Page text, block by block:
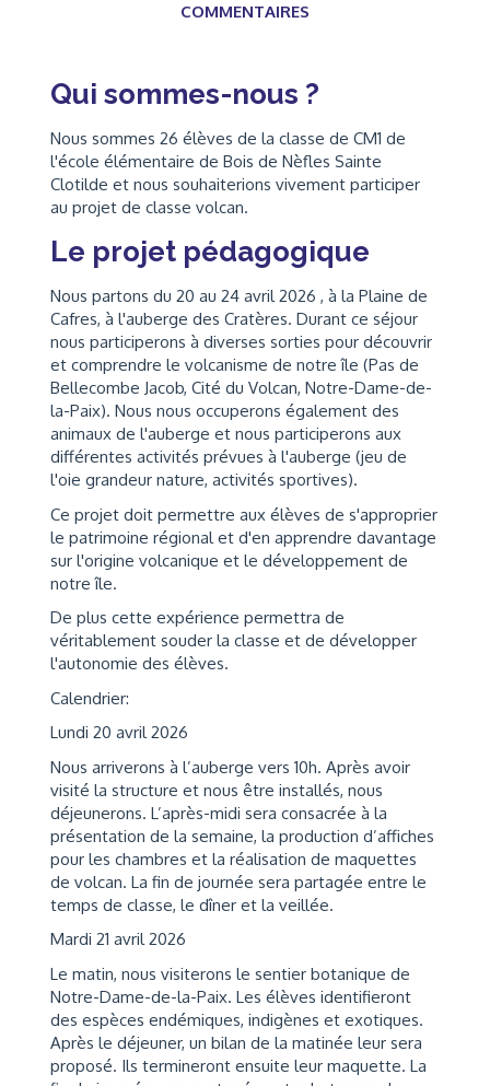
COMMENTAIRES
Qui sommes-nous ?
Nous sommes 26 élèves de la classe de CM1 de
l'école élémentaire de Bois de Nèfles Sainte
Clotilde et nous souhaiterions vivement participer
au projet de classe volcan.
Le projet pédagogique
Nous partons du 20 au 24 avril 2026 , à la Plaine de
Cafres, à l'auberge des Cratères. Durant ce séjour
nous participerons à diverses sorties pour découvrir
et comprendre le volcanisme de notre île (Pas de
Bellecombe Jacob, Cité du Volcan, Notre-Dame-de-
la-Paix). Nous nous occuperons également des
animaux de l'auberge et nous participerons aux
différentes activités prévues à l'auberge (jeu de
l'oie grandeur nature, activités sportives).
Ce projet doit permettre aux élèves de s'approprier
le patrimoine régional et d'en apprendre davantage
sur l'origine volcanique et le développement de
notre île.
De plus cette expérience permettra de
véritablement souder la classe et de développer
l'autonomie des élèves.
Calendrier:
Lundi 20 avril 2026
Nous arriverons à l’auberge vers 10h. Après avoir
visité la structure et nous être installés, nous
déjeunerons. L’après-midi sera consacrée à la
présentation de la semaine, la production d’affiches
pour les chambres et la réalisation de maquettes
de volcan. La fin de journée sera partagée entre le
temps de classe, le dîner et la veillée.
Mardi 21 avril 2026
Le matin, nous visiterons le sentier botanique de
Notre-Dame-de-la-Paix. Les élèves identifieront
des espèces endémiques, indigènes et exotiques.
Après le déjeuner, un bilan de la matinée leur sera
proposé. Ils termineront ensuite leur maquette. La